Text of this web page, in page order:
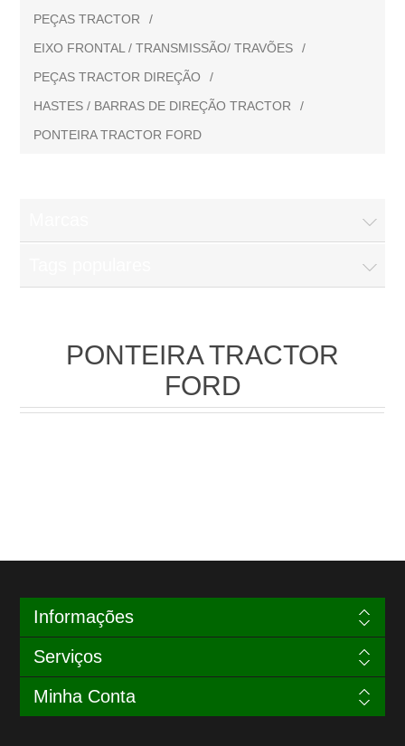
PEÇAS TRACTOR
/
EIXO FRONTAL / TRANSMISSÃO/ TRAVÕES
/
PEÇAS TRACTOR DIREÇÃO
/
HASTES / BARRAS DE DIREÇÃO TRACTOR
/
PONTEIRA TRACTOR FORD
PONTEIRA TRACTOR
FORD
Informações
Serviços
Minha Conta